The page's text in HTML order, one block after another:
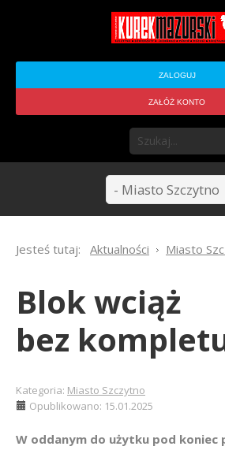
ZALOGUJ
ZAŁÓŻ KONTO
Jesteś tutaj: Aktualności Miasto
Blok wciąż
bez
Kategoria: Miasto Szczytno
Opublikowano: 15.01.2025
W oddanym do użytku pod koniec